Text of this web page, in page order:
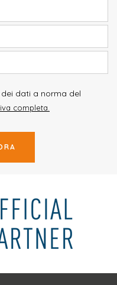
dati a norma del
completa.